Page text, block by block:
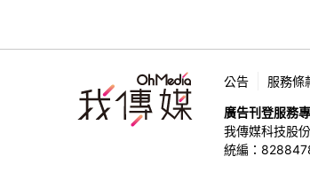
公告 服務條
廣告刊登服務
我傳媒科技股
統編：